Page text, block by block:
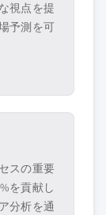
視点を提
予測を可
スの重要
を貢献し
分析を通